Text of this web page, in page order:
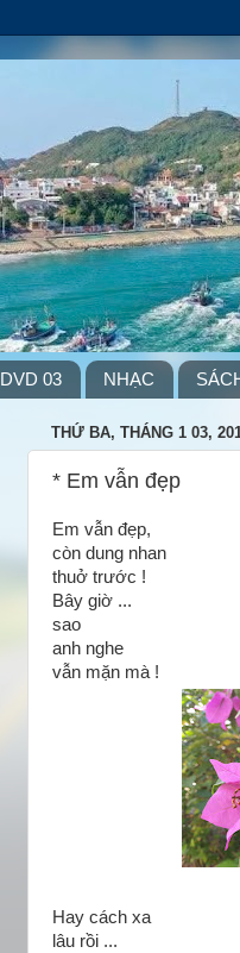
DVD 03 NHẠC
THỨ BA, THÁNG 1 03,
* Em vẫn đẹp
Em vẫn đẹp,
còn dung nhan
thuở trước !
Bây giờ ...
sao
anh nghe
vẫn mặn mà !
Hay cách xa
lâu rồi ...